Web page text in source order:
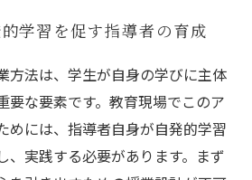
学習を促す指導者の育成
方法は、学生が自身の学びに主体
要な要素です。教育現場でこのア
めには、指導者自身が自発的学習
、実践する必要があります。まず